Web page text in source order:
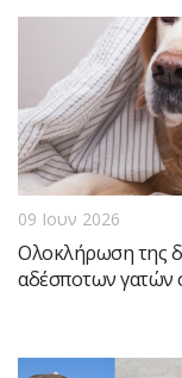
09 Ιουν 2026
Ολοκλήρωση της
αδέσποτων γατών